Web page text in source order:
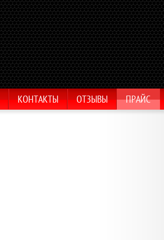
КОНТАКТЫ ОТЗЫВЫ ПРАЙС